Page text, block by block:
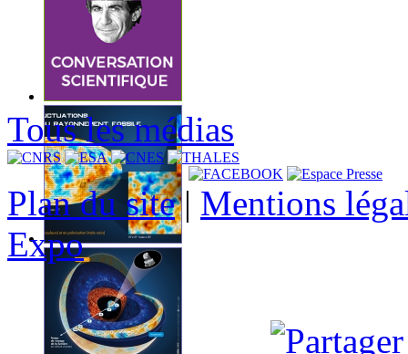
Tous les médias
Plan du site| Mentions
Expo